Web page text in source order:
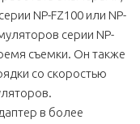
NP-FZ100 или NP-
серии NP-
съемки. Он также
со скоростью
в более